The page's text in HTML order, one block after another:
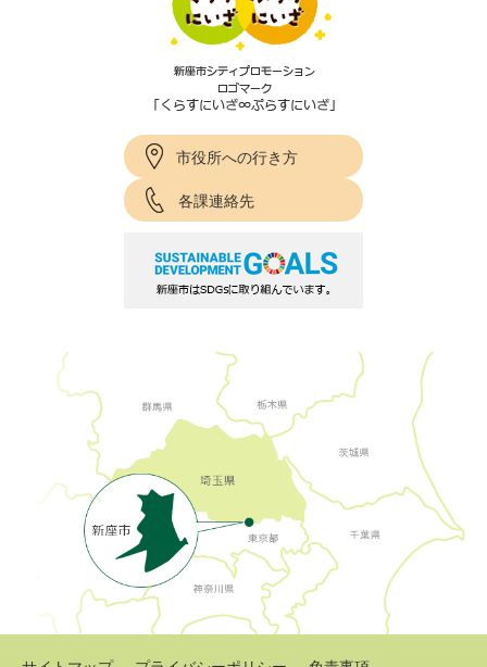
市役所への行き方
各課連絡先